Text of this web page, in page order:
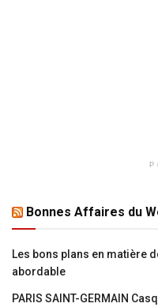
Bonnes Affaires du
Les bons plans en matière
abordable
PARIS SAINT-GERMAIN